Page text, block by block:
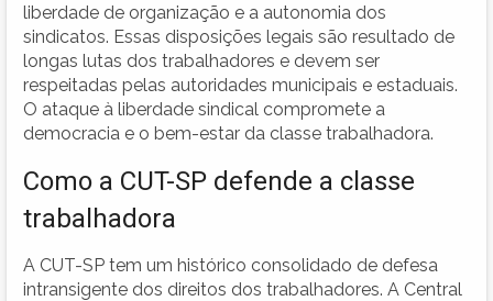
liberdade de organização e a autonomia dos
sindicatos. Essas disposições legais são resultado de
longas lutas dos trabalhadores e devem ser
respeitadas pelas autoridades municipais e estaduais.
O ataque à liberdade sindical compromete a
democracia e o bem-estar da classe trabalhadora.
Como a CUT-SP defende a classe
trabalhadora
A CUT-SP tem um histórico consolidado de defesa
intransigente dos direitos dos trabalhadores. A Central